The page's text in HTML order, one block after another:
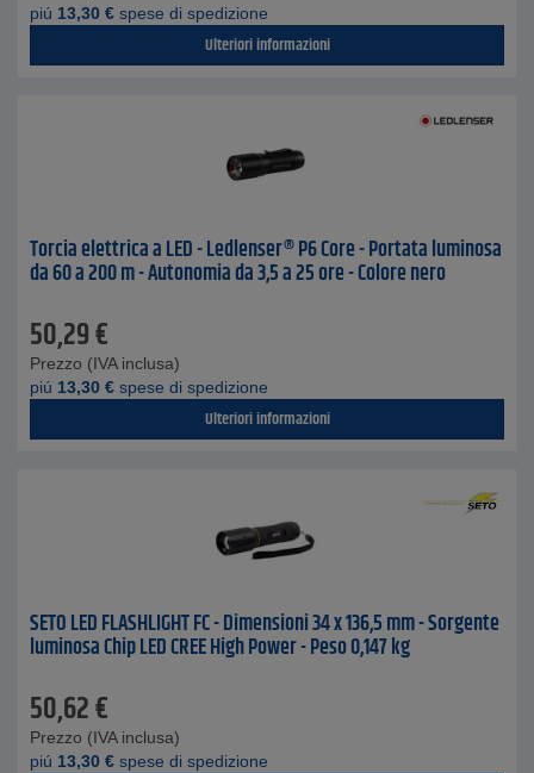
piú 13,30 € spese di spedizione
Ulteriori informazioni
Torcia elettrica a LED - Ledlenser® P6 Core - Portata luminosa
da 60 a 200 m - Autonomia da 3,5 a 25 ore - Colore nero
50,29€
Prezzo (IVA inclusa)
piú 13,30 € spese di spedizione
Ulteriori informazioni
SETO LED FLASHLIGHT FC - Dimensioni 34 x 136,5 mm - Sorgente
luminosa Chip LED CREE High Power - Peso 0,147 kg
50,62€
Prezzo (IVA inclusa)
piú 13,30 € spese di spedizione